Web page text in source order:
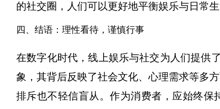
的社交圈，人们可以更好地平衡娱乐与日常
四、结语：理性看待，谨慎行事
在数字化时代，线上娱乐与社交为人们提供
象，其背后反映了社会文化、心理需求等多
排斥也不轻信盲从。作为消费者，应始终